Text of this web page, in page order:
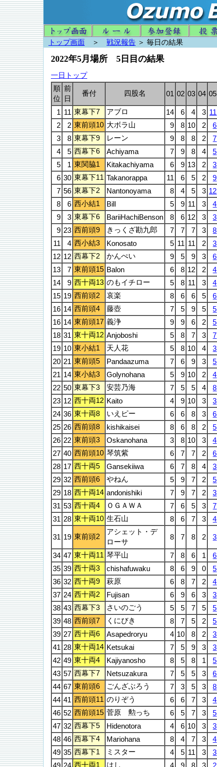
トップ画面 ＞ 戦況報告 ＞ 毎日の結果
2022年5月場所 5日目の結果
一日トップ
順
位
前
日
番付 四股名 01 02 03 04 05
1 11 東幕下7 アブロ 14 6 4 3 11
2
2 東前頭10 大ボラ山 9 8 10 2
6
3
8 東幕下9 レーン 9 8 8 2
7
4
5 西幕下6 Achiyama 7 9 8 4
5
5
1 東関脇1 Kitakachiyama 6 9 13 2
3
6 30 東幕下11 Takanorappa 11 6 5 2
9
7 56 東幕下2 Nantonoyama 8 4 5 3 12
8
6 西小結1 Bill 5 9 11 3
4
9
3 東幕下6 BariiHachiBenson 8 6 12 3
3
9 23 西前頭9 きっくざ勘九郎 7 7 7 3
8
11
4 西小結3 Konosato 5 11 11 2
3
12 12 西幕下2 かんぺい 9 5 9 3
6
13
7 東前頭15 Balon 6 8 12 2
4
14
9 西十両13 のもイチロー 5 8 11 3
4
15 19 西前頭2 哀楽 8 6 6 5
6
16 14 西前頭4 藤壺 7 5 9 5
5
16 14 東前頭17 義浄 9 9 6 2
5
18 31 東十両12 Anjoboshi 5 8 7 3
7
19 10 東小結1 天人花 5 8 10 4
3
20 21 東前頭5 Pandaazuma 7 6 9 3
5
21 14 東小結3 Golynohana 5 9 10 2
4
22 50 東幕下3 安芸乃海 7 5 5 4
8
23 12 西十両12 Kaito 4 9 10 3
3
24 36 東十両8 いえピー 6 6 8 3
6
25 26 西前頭8 kishikaisei 8 6 8 2
5
26 22 東前頭3 Oskanohana 3 8 10 3
4
27 40 西前頭10 琴筑紫 6 7 7 2
6
28 17 西十両5 Gansekiiwa 6 7 8 4
3
29 32 西前頭6 やねん 5 9 7 2
5
29 18 西十両14 andonishiki 7 9 7 2
3
31 53 西十両4 ＯＧＡＷＡ 7 6 5 3
7
31 28 東十両10 生石山 8 6 7 3 4
31 19 東前頭2
アシェット・デ
ローサ
8 7 8 2 3
34 47 東十両11 琴平山 7 8 6 1
6
35 39 西十両3 chishafuwaku 8 6 9 0
5
36 32 西十両9 萩原 6 8 7 2
4
37 24 西十両2 Fujisan 6 9 6 3
3
38 43 西幕下3 さいのごう 5 5 7 5
5
39 48 西前頭7 くにびき 8 7 5 2
5
39 27 西十両6 Asapedroryu 4 10 8 2
3
41 28 東十両14 Ketsukai 7 5 9 3
3
42 49 東十両4 Kajiyanosho 8 5 8 1
5
43 57 西幕下7 Netsuzakura 7 5 5 3
6
44 67 東前頭6 ごんざぶろう 7 3 5 3
8
44 41 西前頭11 のりぞう 6 6 7 3
4
46 52 西前頭15 菅原 勲っち 6 5 7 3
5
47 32 西幕下5 Hidenotora 4 6 10 3
3
48 46 西幕下4 Mariohana 8 4 7 3
4
49 35 西幕下1 ミスター 4 5 11 3
3
49 24 西十両1 はし 4 9 8 3
2